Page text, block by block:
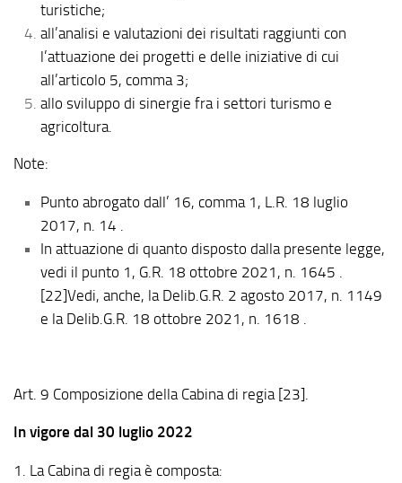
turistiche;
all’analisi e valutazioni dei risultati raggiunti con
l’attuazione dei progetti e delle iniziative di cui
all’articolo 5, comma 3;
allo sviluppo di sinergie fra i settori turismo e
agricoltura.
Note:
Punto abrogato dall’ 16, comma 1, L.R. 18 luglio
2017, n. 14 .
In attuazione di quanto disposto dalla presente legge,
vedi il punto 1, G.R. 18 ottobre 2021, n. 1645 .
[22]Vedi, anche, la Delib.G.R. 2 agosto 2017, n. 1149
e la Delib.G.R. 18 ottobre 2021, n. 1618 .
Art. 9 Composizione della Cabina di regia [23].
In vigore dal 30 luglio 2022
1. La Cabina di regia è composta: